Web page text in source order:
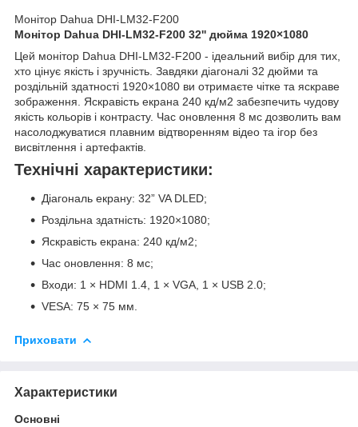
Монітор Dahua DHI-LM32-F200
Монітор Dahua DHI-LM32-F200 32'' дюйма 1920×1080
Цей монітор Dahua DHI-LM32-F200 - ідеальний вибір для тих,
хто цінує якість і зручність. Завдяки діагоналі 32 дюйми та
роздільній здатності 1920×1080 ви отримаєте чітке та яскраве
зображення. Яскравість екрана 240 кд/м2 забезпечить чудову
якість кольорів і контрасту. Час оновлення 8 мс дозволить вам
насолоджуватися плавним відтворенням відео та ігор без
висвітлення і артефактів.
Технічні характеристики:
Діагональ екрану: 32” VA DLED;
Роздільна здатність: 1920×1080;
Яскравість екрана: 240 кд/м2;
Час оновлення: 8 мс;
Входи: 1 × HDMI 1.4, 1 × VGA, 1 × USB 2.0;
VESA: 75 × 75 мм.
Приховати
Характеристики
Основні